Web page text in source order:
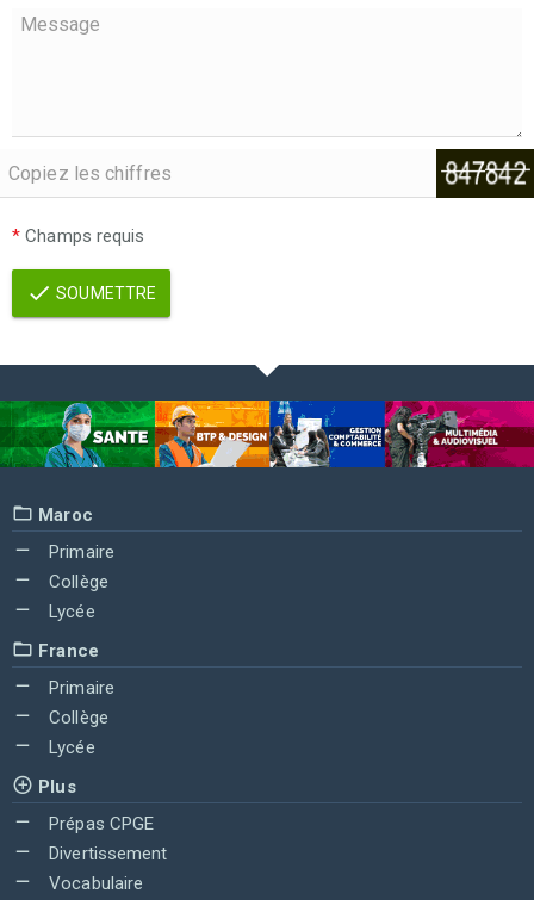
* Champs requis
SOUMETTRE
Maroc
Primaire
Collège
Lycée
France
Primaire
Collège
Lycée
Plus
Prépas CPGE
Divertissement
Vocabulaire